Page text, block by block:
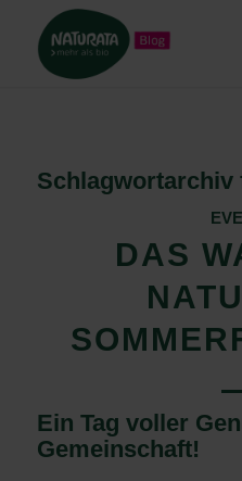
Schlagwortarchiv
DAS
Ein Tag voller
Gemeinschaft!